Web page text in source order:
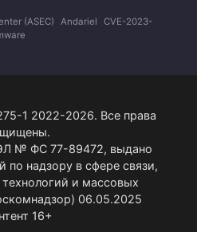
(ASEC) Andariel
CVE-2023-
1 2022-2026. Все права
№ ФС 77-89472, выдано
по надзору в сфере связи,
и массовых
06.05.2025
16+